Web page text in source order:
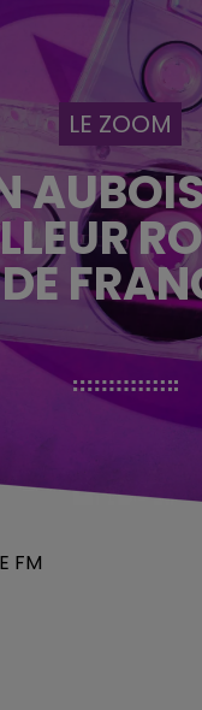
LE ZOOM
DE